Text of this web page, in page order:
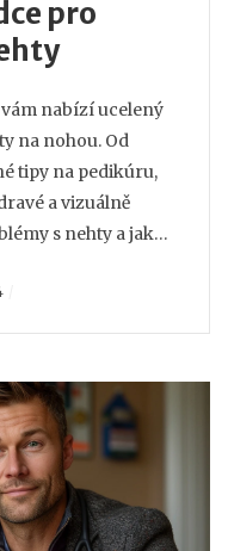
pro
nabízí ucelený
na nohou. Od
tipy na pedikúru,
a vizuálně
s nehty a jak
kúr.